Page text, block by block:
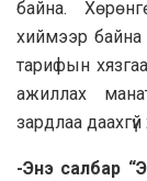
байна.
хиймээр байна
тарифын
ажиллах
зардлаа
-Энэ салбар